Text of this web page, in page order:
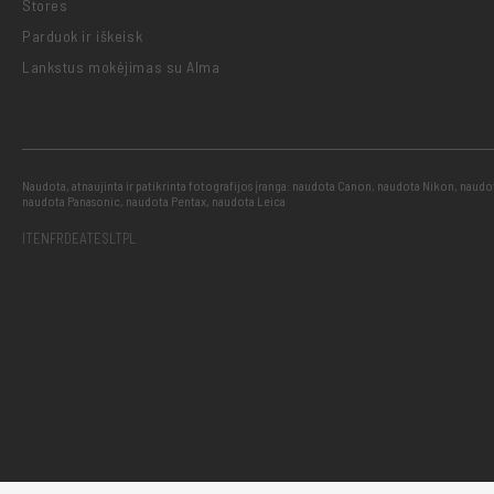
Stores
Parduok ir iškeisk
Lankstus mokėjimas su Alma
Naudota, atnaujinta ir patikrinta fotografijos įranga: naudota Canon, naudota Nikon,
naudota Panasonic, naudota Pentax, naudota Leica
ITENFRDEATESLTPL